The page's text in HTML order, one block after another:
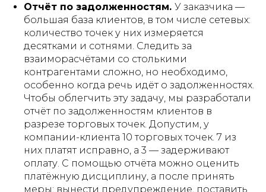
Отчёт по задолженностям. У заказчика —
большая база клиентов, в том числе сетевых:
количество точек у них измеряется
десятками и сотнями. Следить за
взаиморасчётами со столькими
контрагентами сложно, но необходимо,
особенно когда речь идёт о задолженностях.
Чтобы облегчить эту задачу, мы разработали
отчёт по задолженностям клиентов в
разрезе торговых точек. Допустим, у
компании-клиента 10 торговых точек. 7 из
них платят исправно, а 3 — задерживают
оплату. С помощью отчёта можно оценить
платёжную дисциплину, а после принять
меры: вынести предупреждение, поставить